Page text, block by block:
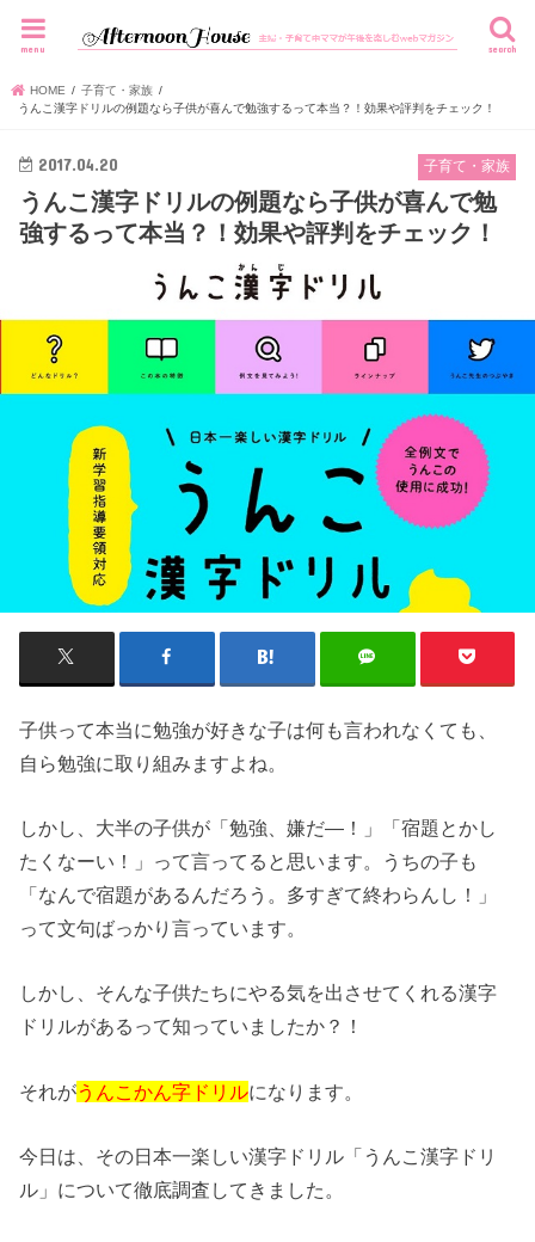
search
menu
HOME
子育て・家族
うんこ漢字ドリルの例題なら子供が喜んで勉強するって本当？！効果や評判をチェック！
子育て・家族
2017.04.20
うんこ漢字ドリルの例題なら子供が喜んで勉
強するって本当？！効果や評判をチェック！
子供って本当に勉強が好きな子は何も言われなくても、
自ら勉強に取り組みますよね。
しかし、大半の子供が「勉強、嫌だ―！」「宿題とかし
たくなーい！」って言ってると思います。うちの子も
「なんで宿題があるんだろう。多すぎて終わらんし！」
って文句ばっかり言っています。
しかし、そんな子供たちにやる気を出させてくれる漢字
ドリルがあるって知っていましたか？！
それがうんこかん字ドリルになります。
今日は、その日本一楽しい漢字ドリル「うんこ漢字ドリ
ル」について徹底調査してきました。